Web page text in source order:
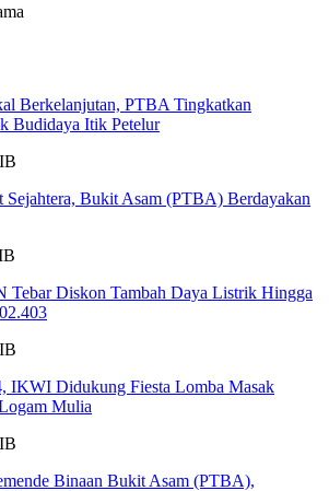
Berkelanjutan, PTBA Tingkatkan
Budidaya Itik Petelur
Sejahtera, Bukit Asam (PTBA) Berdayakan
Tebar Diskon Tambah Daya Listrik Hingga
IKWI Didukung Fiesta Lomba Masak
Mulia
Binaan Bukit Asam (PTBA),